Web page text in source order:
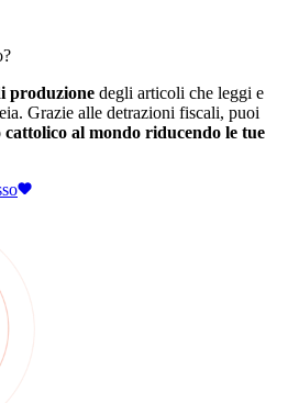
produzione degli articoli che leggi e
Grazie alle detrazioni fiscali, puoi
al mondo riducendo le tue